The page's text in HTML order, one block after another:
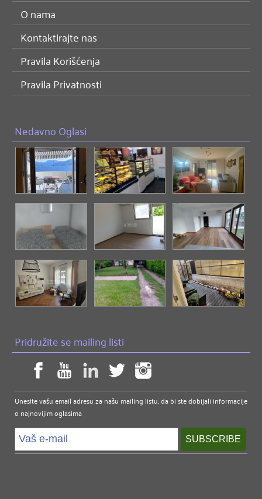
O nama
Kontaktirajte nas
Pravila Korišćenja
Pravila Privatnosti
Nedavno Oglasi
Pridružite se mailing listi
Unesite vašu email adresu za našu mailing listu, da bi ste dobijali informacije
o najnovijim oglasima